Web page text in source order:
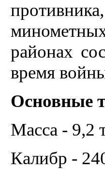
районах
время
Основные
Масса - 9,2
Калибр -